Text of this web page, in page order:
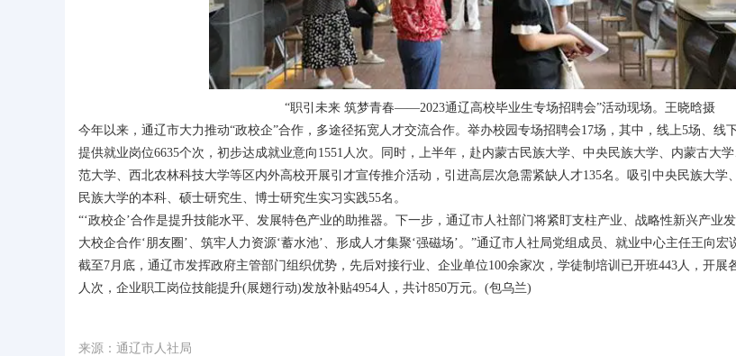
“职引未来 筑梦青春——2023通辽高校毕业生专场招聘会”活动现场。王晓晗摄
今年以来，通辽市大力推动“政校企”合作，多途径拓宽人才交流合作。举办校园专场招聘会17场，其中，线上5场、线
提供就业岗位6635个次，初步达成就业意向1551人次。同时，上半年，赴内蒙古民族大学、中央民族大学、内蒙古大
范大学、西北农林科技大学等区内外高校开展引才宣传推介活动，引进高层次急需紧缺人才135名。吸引中央民族大学
民族大学的本科、硕士研究生、博士研究生实习实践55名。
“‘政校企’合作是提升技能水平、发展特色产业的助推器。下一步，通辽市人社部门将紧盯支柱产业、战略性新兴产业
大校企合作‘朋友圈’、筑牢人力资源‘蓄水池’、形成人才集聚‘强磁场’。”通辽市人社局党组成员、就业中心主任王向宏
截至7月底，通辽市发挥政府主管部门组织优势，先后对接行业、企业单位100余家次，学徒制培训已开班443人，开展
人次，企业职工岗位技能提升(展翅行动)发放补贴4954人，共计850万元。(包乌兰)
来源：通辽市人社局